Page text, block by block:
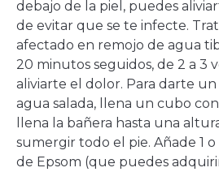
debajo de la piel, puedes
de evitar que se te infecte.
afectado en remojo de agua
20 minutos seguidos, de 2 a 3
aliviarte el dolor. Para darte
agua salada, llena un cubo
llena la bañera hasta una
sumergir todo el pie. Añade 1 o
de Epsom (que puedes